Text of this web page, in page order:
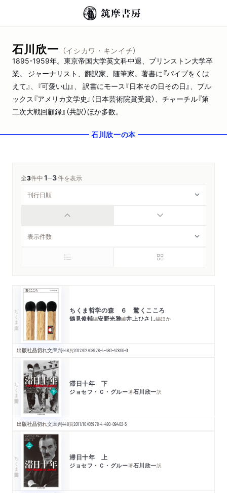
石川欣一 （イシカワ・キンイチ）
1895-1959年。東京帝国大学英文科中退、プリンストン大学卒
業。 ジャーナリスト、翻訳家、随筆家。著書に『パイプをくは
えて』、『可愛い山』、 訳書にモース『日本その日その日』、ブル
ックス『アメリカ文学史』（日本芸術院賞受賞）、チャーチル『第
二次大戦回顧録』（共訳）ほか多数。
石川欣一の本
全3件中1─3件を表示
ちくま文庫 ちくま哲学の森 ６ 驚くこころ
鶴見俊輔編安野光雅編井上ひさし編ほか
出版社品切れ文庫判448頁2012/02/08978-4-480-42866-0
ちくま学芸文庫 滞日十年 下
ジョセフ・Ｃ・グルー著石川欣一訳
出版社品切れ文庫判448頁2011/10/06978-4-480-09402-5
ちくま学芸文庫 滞日十年 上
ジョセフ・Ｃ・グルー著石川欣一訳